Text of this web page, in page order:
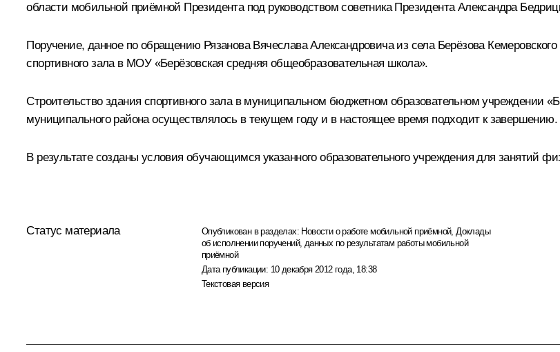
области мобильной приёмной Президента под руководством советника Президента Александра
Поручение, данное по обращению Рязанова Вячеслава Александровича из села Берёзова
спортивного зала в МОУ «Берёзовская средняя общеобразовательная школа».
Строительство здания спортивного зала в муниципальном бюджетном образовательном учреждении
муниципального района осуществлялось в текущем году и в настоящее время подходит к
В результате созданы условия обучающимся указанного образовательного учреждения для занятий
Статус материала Опубликован в разделах: Новости о работе мобильной приёмной,Доклады
об исполнении поручений, данных по результатам работы мобильной
приёмной
Дата публикации: 10 декабря 2012 года, 18:38
Текстовая версия